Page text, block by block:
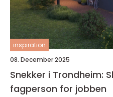
inspiration
08. December 2025
Snekker i Trondheim:
fagperson for jobben